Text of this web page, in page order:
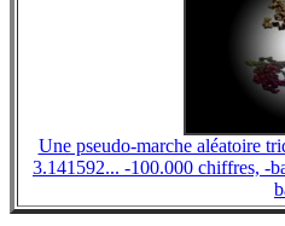
Une pseudo-marche aléatoire
3.141592... -100.000 chiffres, -